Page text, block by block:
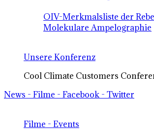
OIV-Merkmalsliste der
Molekulare Ampelographie
Unsere Konferenz
Cool Climate Customers
News - Filme - Facebook - Twitter
Filme - Events